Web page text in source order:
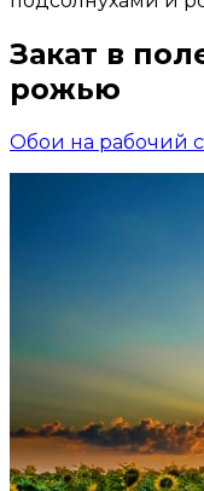
Закат в
рожью
Обои на рабочий